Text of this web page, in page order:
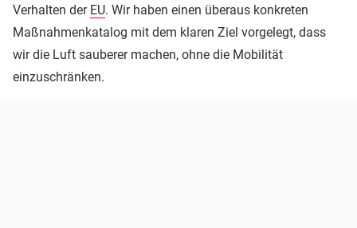
Verhalten der EU. Wir haben einen überaus konkreten
Maßnahmenkatalog mit dem klaren Ziel vorgelegt, dass
wir die Luft sauberer machen, ohne die Mobilität
einzuschränken.